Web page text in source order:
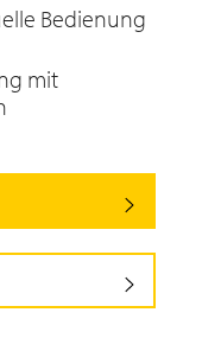
Bedienung
mit